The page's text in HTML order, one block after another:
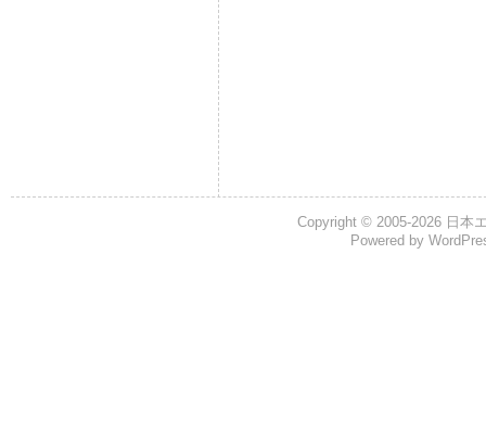
Copyright © 2005-2026 日本
Powered by